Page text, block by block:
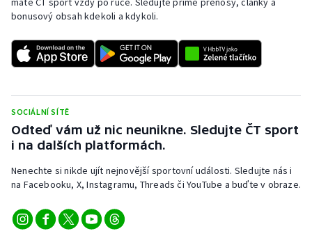
Rychlostní kanoistika
Short track
Sportovní střelba
Stolní tenis
Veslování
Vodní slalom
bonusový obsah kdekoli a kdykoli.
SOCIÁLNÍ SÍTĚ
Odteď vám už nic neunikne. Sledujte ČT sport
i na dalších platformách.
Nenechte si nikde ujít nejnovější sportovní události. Sledujte nás i
na Facebooku, X, Instagramu, Threads či YouTube a buďte v obraze.